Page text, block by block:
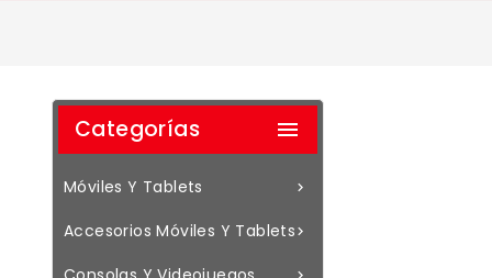
Categorías 

Móviles Y Tablets

Accesorios Móviles Y Tablets